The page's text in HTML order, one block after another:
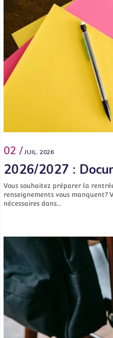
02 / JUIL. 2026
2026/2027 :
Vous souhaitez préparer la
renseignements vous manquent?
nécessaires dans…